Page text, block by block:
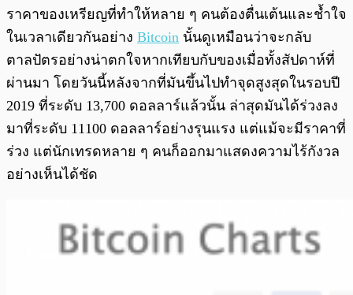
พร้อมเล่น 0:00
ราคาของเหรียญที่ทำให้หลาย ๆ คนต้องตื่นเต้นและช้ำใจ
ในเวลาเดียวกันอย่าง Bitcoin นั้นดูเหมือนว่าจะกลับ
ตาลปัตรอย่างน่าตกใจหากเทียบกับของเมื่อทั้งสัปดาห์ที่
ผ่านมา โดยวันนี้หลังจากที่มันขึ้นไปทำจุดสูงสุดในรอบปี
2019 ที่ระดับ 13,700 ดอลลาร์แล้วนั้น ล่าสุดมันได้ร่วงลง
มาที่ระดับ 11100 ดอลลาร์อย่างรุนแรง แต่แม้จะมีราคาที่
ร่วง แต่นักเทรดหลาย ๆ คนก็ออกมาแสดงความไร้กังวล
อย่างเห็นได้ชัด